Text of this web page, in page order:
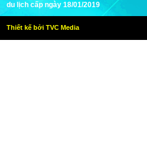
du lịch cấp ngày 18/01/2019
Thiết kế bởi TVC Media